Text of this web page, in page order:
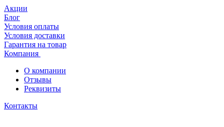
Акции
Блог
Условия оплаты
Условия доставки
Гарантия на товар
Компания
О компании
Отзывы
Реквизиты
Контакты